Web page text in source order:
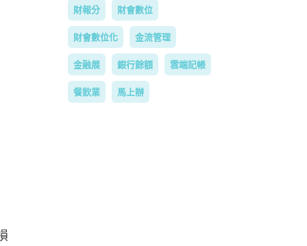
財報分 財會數位
財會數位化 金流管理
金融展 銀行餘額 雲端記帳
餐飲業 馬上辦